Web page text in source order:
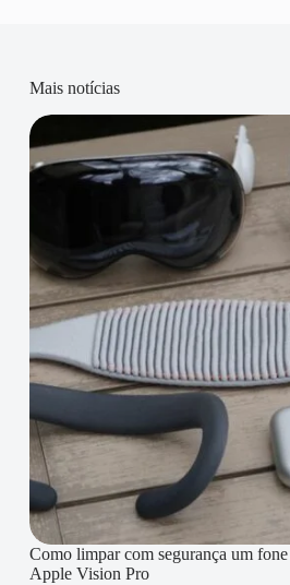
Mais notícias
Como limpar com segurança um
Apple Vision Pro